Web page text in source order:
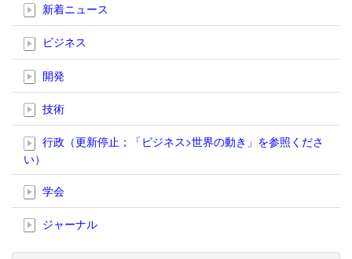
新着ニュース
ビジネス
開発
技術
行政（更新停止；「ビジネス>世界の動き」を参照くださ
い）
学会
ジャーナル